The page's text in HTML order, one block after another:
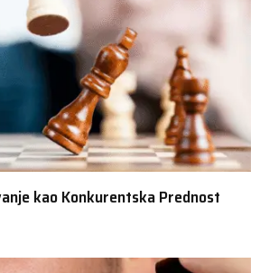
kao Konkurentska Prednost